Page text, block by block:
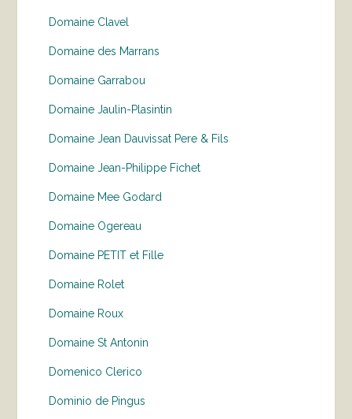
Domaine Clavel
Domaine des Marrans
Domaine Garrabou
Domaine Jaulin-Plasintin
Domaine Jean Dauvissat Pere & Fils
Domaine Jean-Philippe Fichet
Domaine Mee Godard
Domaine Ogereau
Domaine PETIT et Fille
Domaine Rolet
Domaine Roux
Domaine St Antonin
Domenico Clerico
Dominio de Pingus